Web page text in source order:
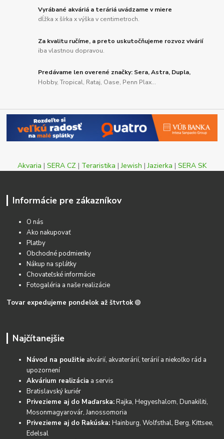
Vyrábané akváriá a teráriá uvádzame v miere
dĺžka x šírka x výška v centimetroch.
Za kvalitu ručíme, a preto uskutočňujeme rozvoz vivárií
iba vlastnou dopravou.
Predávame len overené značky: Sera, Astra, Dupla,
Hobby, Tropical, Rataj, Oase, Penn Plax...
Akvaria | SERA CZ | Teraristika |Jewish |Jazierka | SERA SK
Informácie pre zákazníkov
O nás
Ako nakupovať
Platby
Obchodné podmienky
Nákup na splátky
Chovateľské informácie
Fotogaléria a naše realizácie
Tovar expedujeme pondelok až štvrtok 🟢
Najčítanejšie
Návod na použitie akvárií, akvaterárií, terárií a niekoľko rád a
upozornení
Akvárium realizácia a servis
Bratislavský kuriér
Privezieme aj do Maďarska:Rajka, Hegyeshalom, Dunakiliti,
Mosonmagyarovár, Janossomoria
Privezieme aj do Rakúska:Hainburg, Wolfsthal, Berg, Kittsee,
Edelsal